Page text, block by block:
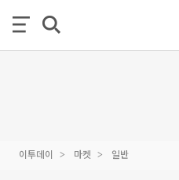
이투데이 마켓 일반